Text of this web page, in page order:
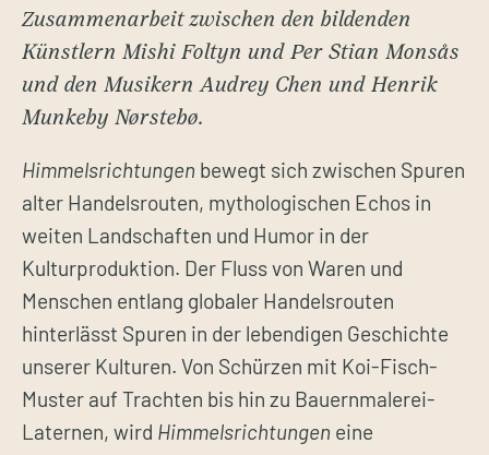
Zusammenarbeit zwischen den bildenden
Künstlern Mishi Foltyn und Per Stian Monsås
und den Musikern Audrey Chen und Henrik
Munkeby Nørstebø.
Himmelsrichtungen bewegt sich zwischen Spuren
alter Handelsrouten, mythologischen Echos in
weiten Landschaften und Humor in der
Kulturproduktion. Der Fluss von Waren und
Menschen entlang globaler Handelsrouten
hinterlässt Spuren in der lebendigen Geschichte
unserer Kulturen. Von Schürzen mit Koi-Fisch-
Muster auf Trachten bis hin zu Bauernmalerei-
Laternen, wird Himmelsrichtungen eine